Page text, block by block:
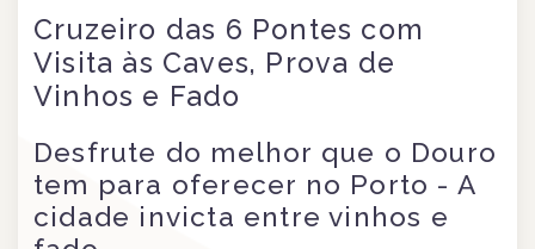
Cruzeiro das 6 Pontes com
Visita às Caves, Prova de
Vinhos e Fado
Desfrute do melhor que o Douro
tem para oferecer no Porto - A
cidade invicta entre vinhos e